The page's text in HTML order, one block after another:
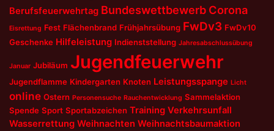
Berufsfeuerwehrtag Bundeswettbewerb Corona
Eisrettung Fest Flächenbrand Frühjahrsübung FwDv3 FwDv10
Geschenke Hilfeleistung Indienststellung Jahresabschlussübung
Januar Jubiläum Jugendfeuerwehr
Jugendflamme Kindergarten Knoten Leistungsspange Licht
online Ostern Personensuche Rauchentwicklung Sammelaktion
Spende Sport Sportabzeichen Training Verkehrsunfall
Wasserrettung Weihnachten Weihnachtsbaumaktion